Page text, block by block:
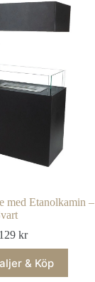
med Etanolkamin –
kr
& Köp